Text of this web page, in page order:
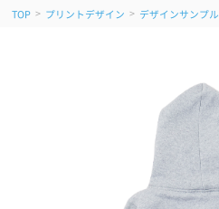
TOP > プリントデザイン > デザインサンプル